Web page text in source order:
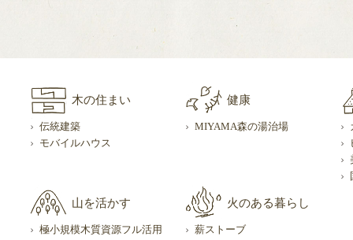
木の住まい
伝統建築
モバイルハウス
健康
MIYAMA森の湯治場
山を活かす
極小規模木質資源フル活用
火のある暮らし
薪ストーブ